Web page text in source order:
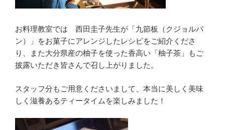
お料理教室では 西田圭子先生が「九節板（クジョルパ
ン）」をお菓子にアレンジしたレシピをご紹介くださ
り、また大分県産の柚子を使った香高い「柚子茶」もご
披露いただき皆さんで召し上がりました。
スタッフ分もご用意くださいまして、本当に美しく美味
しく滋養あるティータイムを楽しみました！